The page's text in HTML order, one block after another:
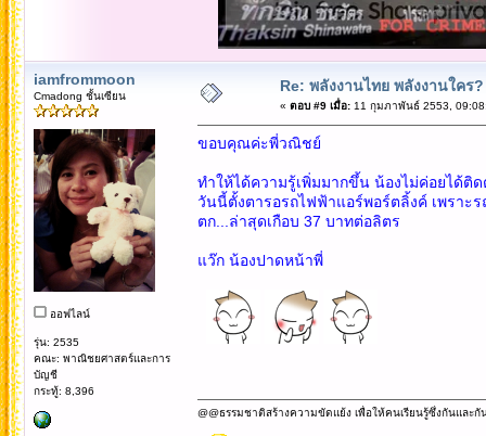
iamfrommoon
Cmadong ชั้นเซียน
ออฟไลน์
รุ่น: 2535
คณะ: พาณิชยศาสตร์และการ
บัญชี
กระทู้: 8,396
Re: พลังงานไทย พลังงานใคร?
« ตอบ #9 เมื่อ:11 กุมภาพันธ์ 2553,
ขอบคุณค่ะพี่วณิชย์
ทำให้ได้ความรู้เพิ่มมากขึ้น น้องไม่ค่อยได้ติ
วันนี้ตั้งตารอรถไฟฟ้าแอร์พอร์ตลิ้งค์ เพราะร
ตก...ล่าสุดเกือบ 37 บาทต่อลิตร
แว๊ก น้องปาดหน้าพี่
@@ธรรมชาติสร้างความขัดแย้ง เพื่อให้คนเรียนรู้ซึ่งกันและกั